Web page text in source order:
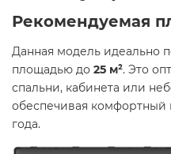
Рекомендуемая
Данная модель идеально
площадью до 25 м². Это
спальни, кабинета или
обеспечивая
года.​